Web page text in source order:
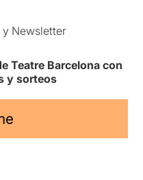
y Newsletter
Teatre Barcelona con
y sorteos